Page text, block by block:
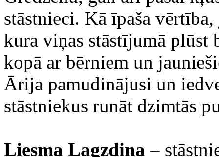
stāstnieci. Kā īpaša
kura viņas stāstījumā
kopā ar bērniem un
Ārija pamudinājusi un
stāstniekus runāt dzimtās
Liesma Lagzdiņa –